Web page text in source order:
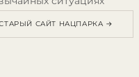
САЙТ НАЦПАРКА →